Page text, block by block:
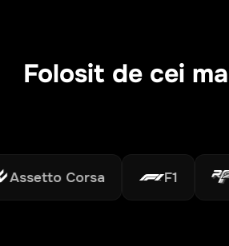
Folosit de cei
Corsa F1